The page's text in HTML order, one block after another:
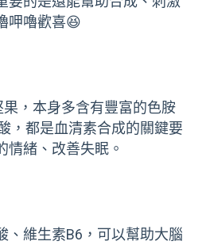
呷嚕歡喜😆
果，本身多含有豐富的色胺
，都是血清素合成的關鍵要
情緒、改善失眠。
、維生素B6，可以幫助大腦